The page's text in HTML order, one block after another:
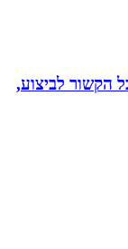
הקשור לביצוע,